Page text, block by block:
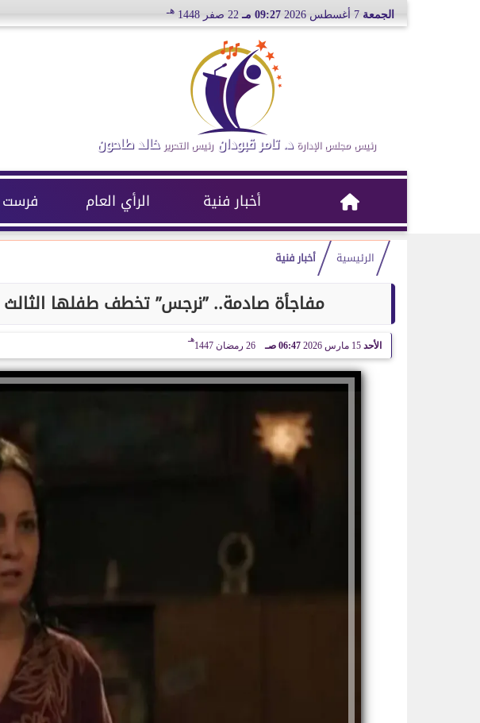
الجمعة 09:27 مـ 22 صفر 1448 هـ
رئيس مجلس الإدارة د. تامر قبودان رئيس التحرير خالد طاحون
أخبار فنية الرأي العام
الرئيسية أخبار فنية
مفاجأة صادمة.. ”نرجس” تخطف طفلها
الأحد 15 مارس 2026 06:47 صـ 26 رمضان 1447
هـ